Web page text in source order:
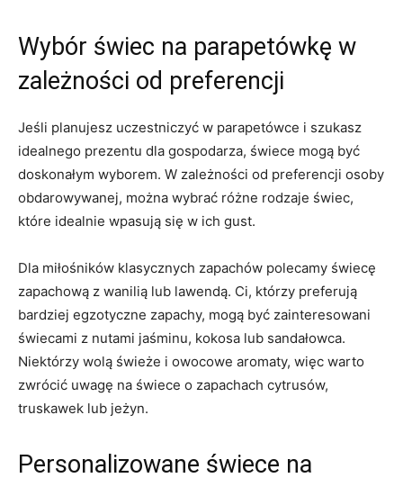
Wybór świec na parapetówkę w
zależności od preferencji
Jeśli planujesz uczestniczyć w parapetówce‌ i ⁤szukasz
idealnego prezentu​ dla‌ gospodarza, świece mogą ​być
doskonałym wyborem.⁤ W zależności ⁤od preferencji osoby
⁣obdarowywanej, można wybrać różne rodzaje świec,
które ⁢idealnie ⁤wpasują się w ich gust.
Dla miłośników ⁢klasycznych zapachów polecamy świecę
zapachową z⁣ wanilią​ lub ⁢lawendą. Ci,⁤ którzy preferują
bardziej‍ egzotyczne zapachy, mogą być zainteresowani
świecami z ⁣nutami jaśminu, ​kokosa lub​ sandałowca.
Niektórzy wolą świeże⁤ i owocowe aromaty, ⁤więc warto
‌zwrócić ⁢uwagę na ⁢świece o zapachach cytrusów,
truskawek lub jeżyn.
Personalizowane ‌świece na